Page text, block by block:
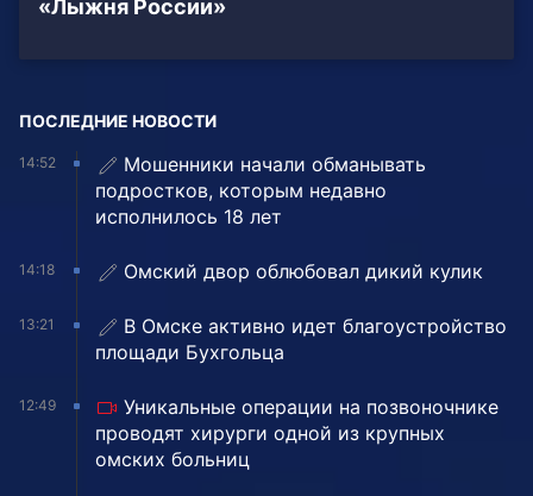
«Лыжня России»
ПОСЛЕДНИЕ НОВОСТИ
14:52
Мошенники начали обманывать
подростков, которым недавно
исполнилось 18 лет
14:18 Омский двор облюбовал дикий кулик
13:21
В Омске активно идет благоустройство
площади Бухгольца
12:49
Уникальные операции на позвоночнике
проводят хирурги одной из крупных
омских больниц